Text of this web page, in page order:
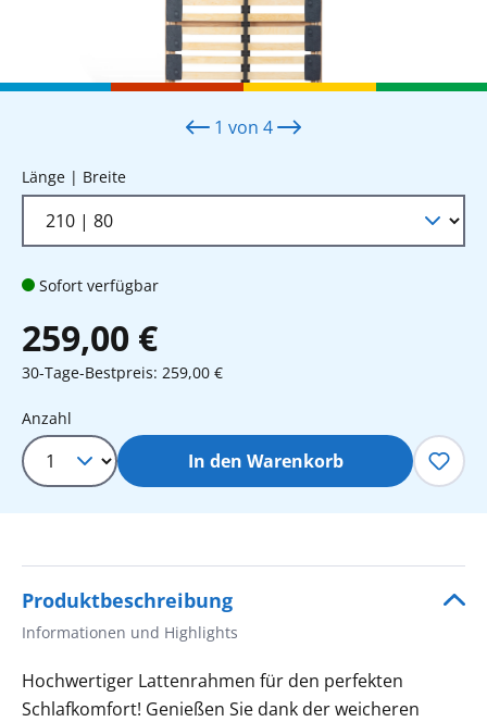
1 von 4
Länge | Breiteauswählen
Sofort verfügbar
259,00 €
30-Tage-Bestpreis: 259,00 €
Produkt Anzahl: Gib den
Anzahl
In den Warenkorb
Produktbeschreibung
Informationen und Highlights
Hochwertiger Lattenrahmen für den perfekten
Schlafkomfort! Genießen Sie dank der weicheren